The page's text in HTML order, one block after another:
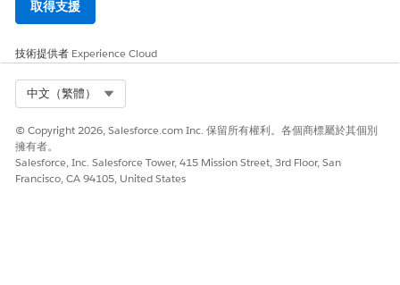
取得支援
技術提供者 Experience Cloud
中文（繁體）
© Copyright 2026, Salesforce.com Inc. 保留所有權利。各個商標屬於其個別
擁有者。
Salesforce, Inc. Salesforce Tower, 415 Mission Street, 3rd Floor, San
Francisco, CA 94105, United States